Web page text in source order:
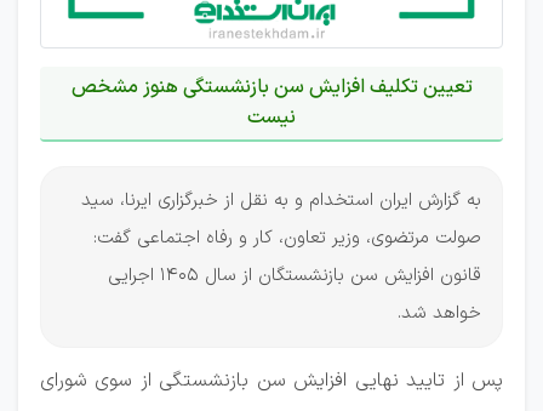
تعیین تکلیف افزایش سن بازنشستگی هنوز مشخص
نیست
به گزارش ایران استخدام و به نقل از خبرگزاری ایرنا، سید
صولت مرتضوی، وزیر تعاون، کار و رفاه اجتماعی گفت:
قانون افزایش سن بازنشستگان از سال 1405 اجرایی
خواهد شد.
پس از تایید نهایی افزایش سن بازنشستگی از سوی شورای